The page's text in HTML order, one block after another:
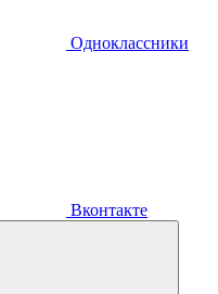
Одноклассники
Вконтакте